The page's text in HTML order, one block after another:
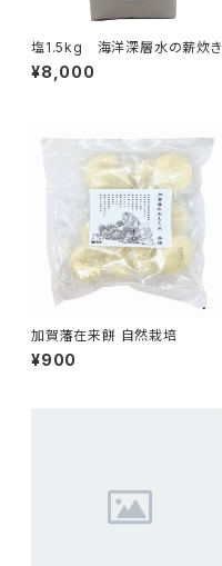
塩1.5kg 海洋深層水の薪炊き
¥8,000
加賀藩在来餅 自然栽培
¥900